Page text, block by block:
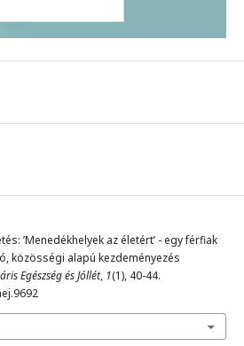
’Menedékhelyek az életért’ - egy férfiak
közösségi alapú kezdeményezés
Egészség és Jóllét, 1(1), 40-44.